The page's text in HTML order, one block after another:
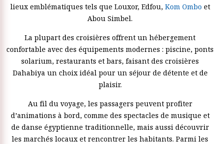
lieux emblématiques tels que Louxor, Edfou, Kom Ombo et
Abou Simbel.
La plupart des croisières offrent un hébergement
confortable avec des équipements modernes : piscine, ponts
solarium, restaurants et bars, faisant des croisières
Dahabiya un choix idéal pour un séjour de détente et de
plaisir.
Au fil du voyage, les passagers peuvent profiter
d’animations à bord, comme des spectacles de musique et
de danse égyptienne traditionnelle, mais aussi découvrir
les marchés locaux et rencontrer les habitants. Parmi les